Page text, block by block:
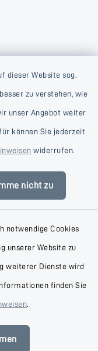
dieser Website sog.
zu verstehen, wie
unser Angebot weiter
können Sie jederzeit
widerrufen.
nicht zu
notwendige Cookies
unserer Website zu
weiterer Dienste wird
finden Sie
.